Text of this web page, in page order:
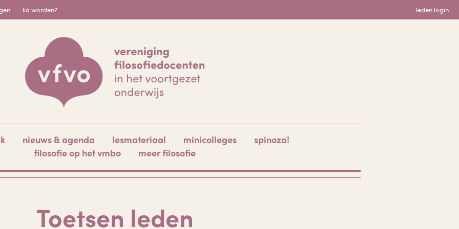
lid worden? leden login
nieuws & agenda lesmateriaal minicolleges
spinoza!
filosofie op het vmbo
meer filosofie
Toetsen leden